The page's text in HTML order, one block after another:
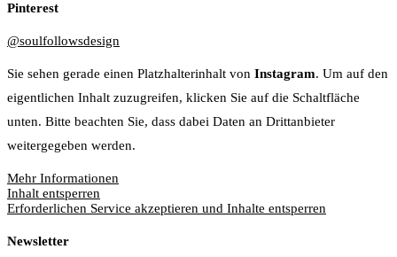
Pinterest
@soulfollowsdesign
Sie sehen gerade einen Platzhalterinhalt von Instagram. Um auf den
eigentlichen Inhalt zuzugreifen, klicken Sie auf die Schaltfläche
unten. Bitte beachten Sie, dass dabei Daten an Drittanbieter
weitergegeben werden.
Mehr Informationen
Inhalt entsperren
Erforderlichen Service akzeptieren und Inhalte entsperren
Newsletter